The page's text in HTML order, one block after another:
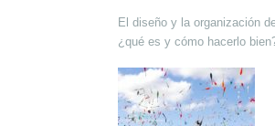
El diseño y la organización
¿qué es y cómo hacerlo